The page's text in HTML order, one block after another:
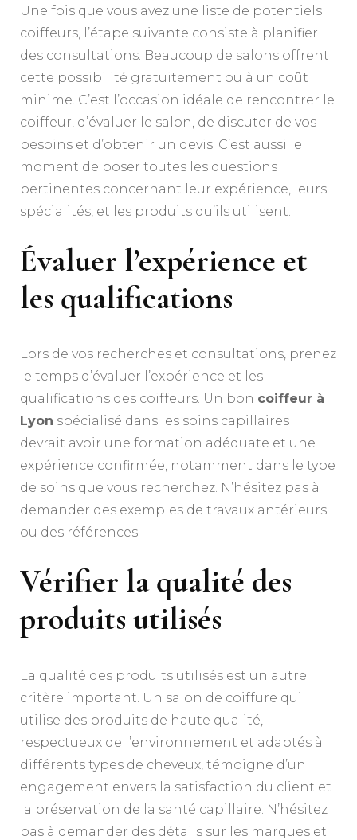
Une fois que vous avez une liste de potentiels
coiffeurs, l’étape suivante consiste à planifier
des consultations. Beaucoup de salons offrent
cette possibilité gratuitement ou à un coût
minime. C’est l’occasion idéale de rencontrer le
coiffeur, d’évaluer le salon, de discuter de vos
besoins et d’obtenir un devis. C’est aussi le
moment de poser toutes les questions
pertinentes concernant leur expérience, leurs
spécialités, et les produits qu’ils utilisent.
Évaluer l’expérience et
les qualifications
Lors de vos recherches et consultations, prenez
le temps d’évaluer l’expérience et les
qualifications des coiffeurs. Un bon coiffeur à
Lyon spécialisé dans les soins capillaires
devrait avoir une formation adéquate et une
expérience confirmée, notamment dans le type
de soins que vous recherchez. N’hésitez pas à
demander des exemples de travaux antérieurs
ou des références.
Vérifier la qualité des
produits utilisés
La qualité des produits utilisés est un autre
critère important. Un salon de coiffure qui
utilise des produits de haute qualité,
respectueux de l’environnement et adaptés à
différents types de cheveux, témoigne d’un
engagement envers la satisfaction du client et
la préservation de la santé capillaire. N’hésitez
pas à demander des détails sur les marques et